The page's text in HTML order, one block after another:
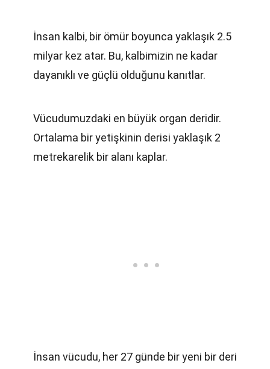
İnsan kalbi, bir ömür boyunca yaklaşık 2.5
milyar kez atar. Bu, kalbimizin ne kadar
dayanıklı ve güçlü olduğunu kanıtlar.
Vücudumuzdaki en büyük organ deridir.
Ortalama bir yetişkinin derisi yaklaşık 2
metrekarelik bir alanı kaplar.
İnsan vücudu, her 27 günde bir yeni bir deri